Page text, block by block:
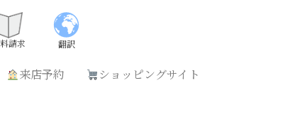
来店予約
請求 翻訳
来店予約 ショッピングサイト